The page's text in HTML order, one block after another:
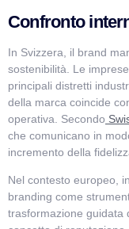
Confronto
In Svizzera, il brand
sostenibilità. Le
principali distretti
della marca coincide
operativa. Secondo
che comunicano in
incremento della
Nel contesto europeo,
branding come
trasformazione guidata